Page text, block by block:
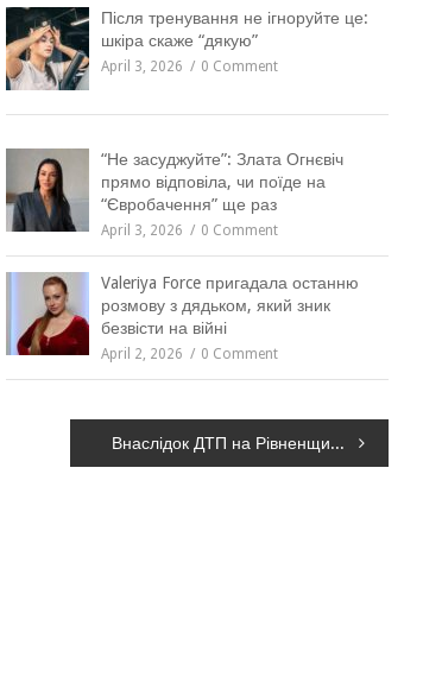
Після тренування не ігноруйте це:
шкіра скаже “дякую”
April 3, 2026 0 Comment
“Не засуджуйте”: Злата Огнєвіч
прямо відповіла, чи поїде на
“Євробачення” ще раз
April 3, 2026 0 Comment
Valeriya Force пригадала останню
розмову з дядьком, який зник
безвісти на війні
April 2, 2026 0 Comment
Внаслідок ДТП на Рівненщині загинула дитина – поліція